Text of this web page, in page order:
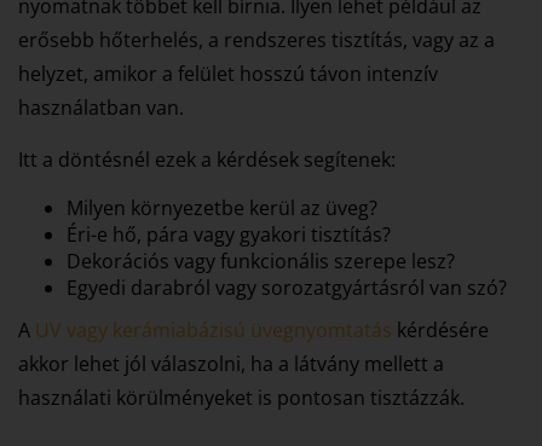
nyomatnak többet kell bírnia. Ilyen lehet például az
erősebb hőterhelés, a rendszeres tisztítás, vagy az a
helyzet, amikor a felület hosszú távon intenzív
használatban van.
Itt a döntésnél ezek a kérdések segítenek:
Milyen környezetbe kerül az üveg?
Éri-e hő, pára vagy gyakori tisztítás?
Dekorációs vagy funkcionális szerepe lesz?
Egyedi darabról vagy sorozatgyártásról van szó?
A UV vagy kerámiabázisú üvegnyomtatás kérdésére
akkor lehet jól válaszolni, ha a látvány mellett a
használati körülményeket is pontosan tisztázzák.